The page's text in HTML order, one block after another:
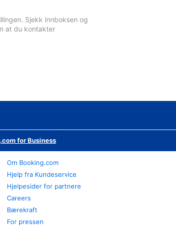
Sjekk innboksen og
at du kontakter
for Business
Om Booking.com
Hjelp fra Kundeservice
Hjelpesider for partnere
Careers
Bærekraft
For pressen